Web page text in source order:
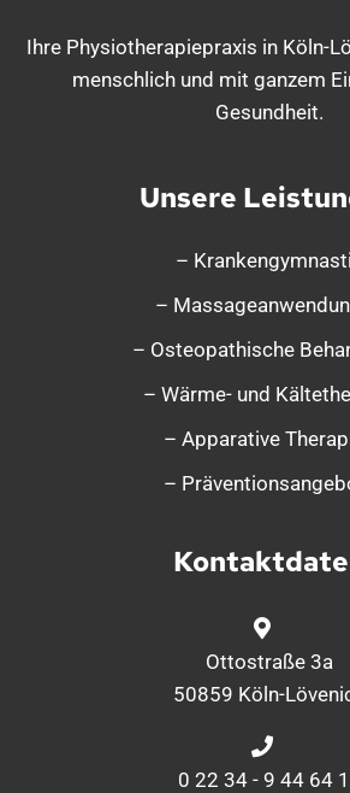
Ihre Physiotherapiepraxis in Köln-
menschlich und mit ganzem
Gesundheit.
Unsere
–
–
– Osteopathische
– Wärme- und
– Apparative
–
Ottostraße 3a
50859 Köln-
0 22 34 - 9 44 64